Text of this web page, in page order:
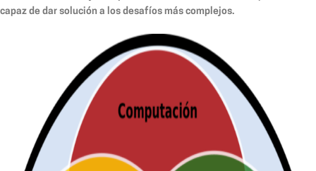
capaz de dar solución a los desafíos más complejos.